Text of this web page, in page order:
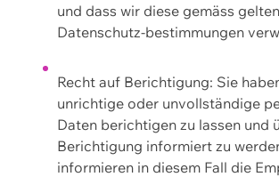
und dass wir diese gemäss
Datenschutz-bestimmungen
Recht auf Berichtigung: Sie
unrichtige oder unvollständige
Daten berichtigen zu lassen und
Berichtigung informiert zu
informieren in diesem Fall die